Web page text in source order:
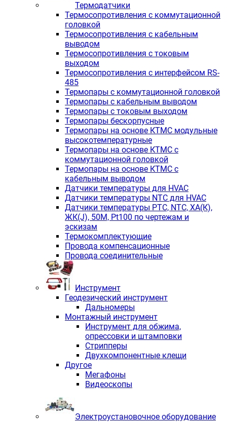
Термодатчики
Термосопротивления с коммутационной
головкой
Термосопротивления с кабельным
выводом
Термосопротивления с токовым
выходом
Термосопротивления с интерфейсом RS-
485
Термопары с коммутационной головкой
Термопары с кабельным выводом
Термопары с токовым выходом
Термопары бескорпусные
Термопары на основе КТМС модульные
высокотемпературные
Термопары на основе КТМС с
коммутационной головкой
Термопары на основе КТМС с
кабельным выводом
Датчики температуры для HVAC
Датчики температуры NTC для HVAC
Датчики температуры PTС, NTC, ХА(К),
ЖК(J), 50М, Pt100 по чертежам и
эскизам
Термокомплектующие
Провода компенсационные
Провода соединительные
Инструмент
Геодезический инструмент
Дальномеры
Монтажный инструмент
Инструмент для обжима,
опрессовки и штамповки
Стрипперы
Двухкомпонентные клещи
Другое
Мегафоны
Видеоскопы
Электроустановочное оборудование